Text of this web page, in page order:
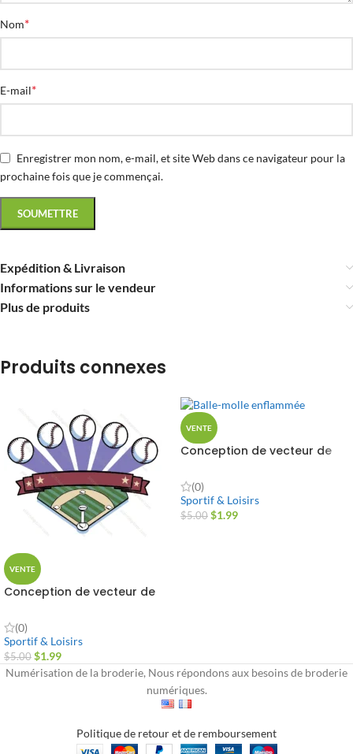
Nom*
E-mail*
Enregistrer mon nom, e-mail, et site Web dans ce navigateur pour la
prochaine fois que je commençai.
Expédition & Livraison
Informations sur le vendeur
Plus de produits
Produits connexes
VENTE
Conception de vecteur de
(0)
Sportif & Loisirs
$5.00 $1.99
VENTE
Conception de vecteur de
(0)
Sportif & Loisirs
$5.00 $1.99
Numérisation de la broderie, Nous répondons aux besoins de broderie
numériques.
Politique de retour et de remboursement